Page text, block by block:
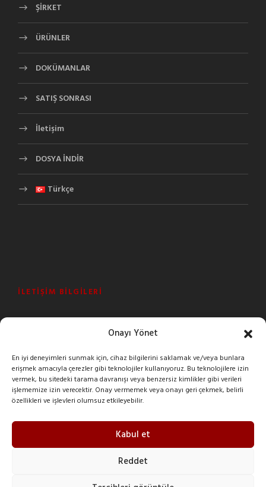
Onayı Yönet
En iyi deneyimleri sunmak için, cihaz bilgilerini saklamak ve/veya bunlara
erişmek amacıyla çerezler gibi teknolojiler kullanıyoruz. Bu teknolojilere izin
vermek, bu sitedeki tarama davranışı veya benzersiz kimlikler gibi verileri
işlememize izin verecektir. Onay vermemek veya onayı geri çekmek, belirli
özellikleri ve işlevleri olumsuz etkileyebilir.
Kabul et
Reddet
ŞİRKET
ÜRÜNLER
DOKÜMANLAR
SATIŞ SONRASI
İletişim
DOSYA İNDİR
Türkçe
İLETIŞIM BILGILERI
+90 216 378 03 26
imak@imakreduktor.com
imak@imakreduktor.com